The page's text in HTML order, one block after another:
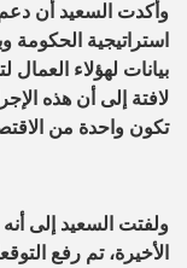
وأكدت السعيد أن دعم
استراتيجية الحكومة
بيانات لهؤلاء
لافتة إلى أن هذه
تكون واحدة من
ولفتت السعيد إلى